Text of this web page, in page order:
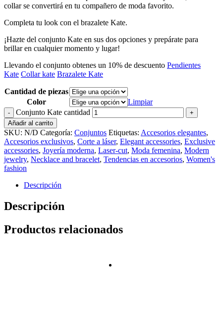
collar se convertirá en tu compañero de moda favorito.
Completa tu look con el brazalete Kate.
¡Hazte del conjunto Kate en sus dos opciones y prepárate para
brillar en cualquier momento y lugar!
Llevando el conjunto obtenes un 10% de descuento Pendientes
Kate Collar kate Brazalete Kate
Cantidad de piezas
Color
Limpiar
Conjunto Kate cantidad
Añadir al carrito
SKU: N/D Categoría: Conjuntos Etiquetas: Accesorios elegantes,
Accesorios exclusivos, Corte a láser, Elegant accessories, Exclusive
accessories, Joyería moderna, Laser-cut, Moda femenina, Modern
jewelry, Necklace and bracelet, Tendencias en accesorios, Women's
fashion
Descripción
Descripción
Productos relacionados